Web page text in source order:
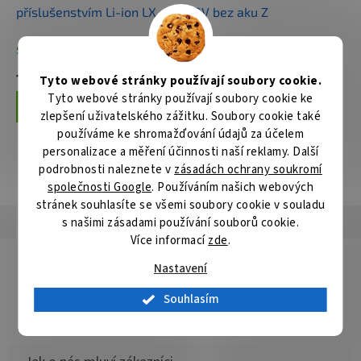
Tyto webové stránky používají soubory cookie.
Tyto webové stránky používají soubory cookie ke
zlepšení uživatelského zážitku. Soubory cookie také
používáme ke shromažďování údajů za účelem
personalizace a měření účinnosti naší reklamy. Další
podrobnosti naleznete v zásadách ochrany soukromí
společnosti Google. Používáním našich webových
stránek souhlasíte se všemi soubory cookie v souladu
s našimi zásadami používání souborů cookie.
Více informacízde.
Nastavení
Souhlasím
příslušenstvím Li-ion LXT
Skladem
10 482 Kč
Do košíku
18V bez aku Z
Skladem
3 659 Kč
Do košíku
ZOBRAZIT VŠECHNY SOUVISEJÍCÍ PRODUKTY
Hodnocení Diskuze
Detailní popis produktu
Popis produktu není dostupný